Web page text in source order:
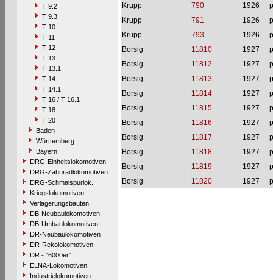
T 9.2
T 9.3
T 10
T 11
T 12
T 13
T 13.1
T 14
T 14.1
T 16 / T 16.1
T 18
T 20
Baden
Württemberg
Bayern
DRG-Einheitslokomotiven
DRG-Zahnradlokomotiven
DRG-Schmalspurlok.
Kriegslokomotiven
Verlagerungsbauten
DB-Neubaulokomotiven
DB-Umbaulokomotiven
DR-Neubaulokomotiven
DR-Rekolokomotiven
DR - "6000er"
ELNA-Lokomotiven
Industrielokomotiven
Krupp
790 1926
Krupp
791 1926
Krupp
793 1926
Borsig
11810 1927
Borsig
11812 1927
Borsig
11813 1927
Borsig
11814 1927
Borsig
11815 1927
Borsig
11816 1927
Borsig
11817 1927
Borsig
11818 1927
Borsig
11819 1927
Borsig
11820 1927